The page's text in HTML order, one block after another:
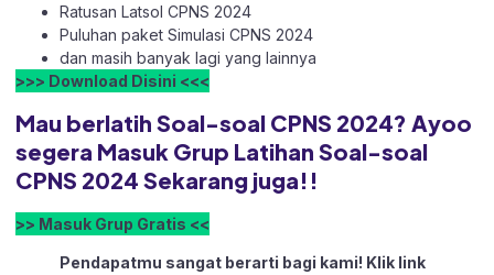
Ratusan Latsol CPNS 2024
Puluhan paket Simulasi CPNS 2024
dan masih banyak lagi yang lainnya
>>> Download Disini <<<
Mau berlatih Soal-soal CPNS 2024? Ayoo
segera Masuk Grup Latihan Soal-soal
CPNS 2024 Sekarang juga!!
>> Masuk Grup Gratis <<
Pendapatmu sangat berarti bagi kami! Klik link